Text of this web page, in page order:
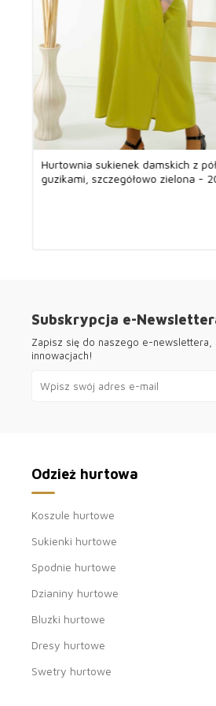
Hurtownia sukienek damskich z pół
guzikami, szczegółowo zielona -
Subskrypcja e-
Zapisz się do naszego e-
innowacjach!
Odzież hurtowa
Koszule hurtowe
Sukienki hurtowe
Spodnie hurtowe
Dzianiny hurtowe
Bluzki hurtowe
Dresy hurtowe
Swetry hurtowe